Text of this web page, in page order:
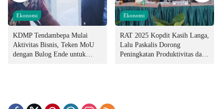
Ekonomi
KDMP Tendambepa Mulai
Aktivitas Bisnis, Teken MoU
dengan Bulog Ende untuk
Ekonomi
RAT 2025 Kopdit Kasih Langa,
Lalu Paskalis Dorong
Peningkatan Produktivitas dan